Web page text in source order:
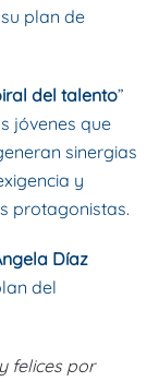
plan de
del talento”
jóvenes que
sinergias
y
protagonistas.
Díaz
del
felices por